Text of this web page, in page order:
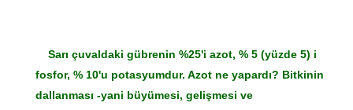
Sarı çuvaldaki gübrenin %25'i azot, % 5 (yüzde 5) i
fosfor, % 10'u potasyumdur. Azot ne yapardı? Bitkinin
dallanması -yani büyümesi, gelişmesi ve